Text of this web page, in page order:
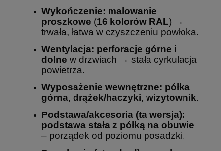
Wykończenie: malowanie
proszkowe (16 kolorów RAL) →
trwała, łatwa w czyszczeniu powłoka.
Wentylacja: perforacje górne i
dolne w drzwiach → stała cyrkulacja
powietrza.
Wyposażenie wewnętrzne: półka
górna, drążek/haczyki, wizytownik.
Podstawa/akcesoria (ta wersja):
podstawa stała z półką na obuwie
– porządek od poziomu posadzki.